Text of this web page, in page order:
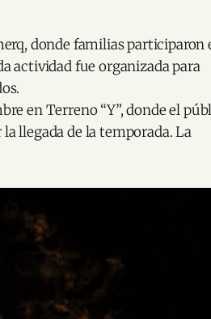
donde familias participaron
actividad fue organizada para
en Terreno “Y”, donde el
llegada de la temporada. La